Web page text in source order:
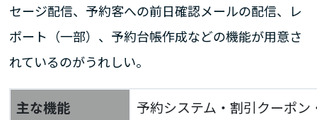
セージ配信、予約客への前日確認メールの配信、レ
ポート（一部）、予約台帳作成などの機能が用意さ
れているのがうれしい。
主な機能 予約システム・割引クーポン